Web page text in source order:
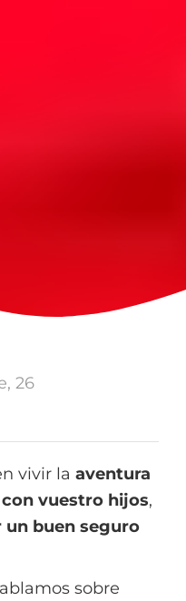
26
vivir la aventura
vuestro hijos,
buen seguro
sobre